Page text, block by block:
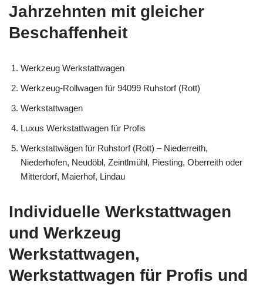
Jahrzehnten mit gleicher
Beschaffenheit
Werkzeug Werkstattwagen
Werkzeug-Rollwagen für 94099 Ruhstorf (Rott)
Werkstattwagen
Luxus Werkstattwagen für Profis
Werkstattwägen für Ruhstorf (Rott) – Niederreith,
Niederhofen, Neudöbl, Zeintlmühl, Piesting, Oberreith oder
Mitterdorf, Maierhof, Lindau
Individuelle Werkstattwagen
und Werkzeug
Werkstattwagen,
Werkstattwagen für Profis und